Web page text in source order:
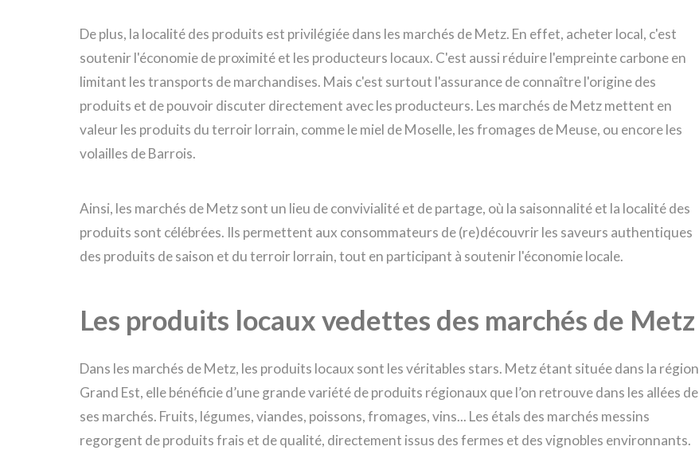
De plus, la localité des produits est privilégiée dans les marchés de Metz. En effet, acheter local, c'est
soutenir l'économie de proximité et les producteurs locaux. C'est aussi réduire l'empreinte carbone en
limitant les transports de marchandises. Mais c'est surtout l'assurance de connaître l'origine des
produits et de pouvoir discuter directement avec les producteurs. Les marchés de Metz mettent en
valeur les produits du terroir lorrain, comme le miel de Moselle, les fromages de Meuse, ou encore les
volailles de Barrois.
Ainsi, les marchés de Metz sont un lieu de convivialité et de partage, où la saisonnalité et la localité des
produits sont célébrées. Ils permettent aux consommateurs de (re)découvrir les saveurs authentiques
des produits de saison et du terroir lorrain, tout en participant à soutenir l'économie locale.
Les produits locaux vedettes des marchés de Metz
Dans les marchés de Metz, les produits locaux sont les véritables stars. Metz étant située dans la région
Grand Est, elle bénéficie d’une grande variété de produits régionaux que l’on retrouve dans les allées de
ses marchés. Fruits, légumes, viandes, poissons, fromages, vins... Les étals des marchés messins
regorgent de produits frais et de qualité, directement issus des fermes et des vignobles environnants.